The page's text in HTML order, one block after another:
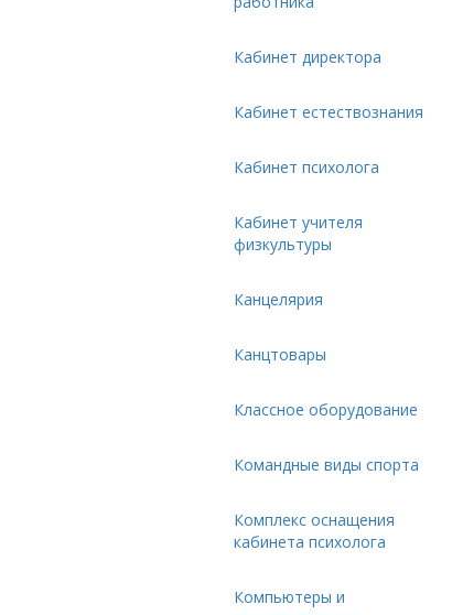
Кабинет директора
Кабинет естествознания
Кабинет психолога
Кабинет учителя
физкультуры
Канцелярия
Канцтовары
Классное оборудование
Командные виды спорта
Комплекс оснащения
кабинета психолога
Компьютеры и